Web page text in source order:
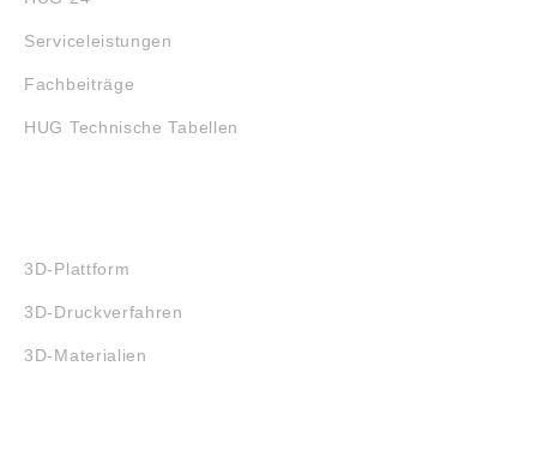
Serviceleistungen
Fachbeiträge
HUG Technische Tabellen
3D-Plattform
3D-Druckverfahren
3D-Materialien